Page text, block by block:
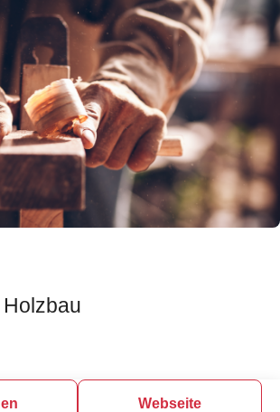
Webseite